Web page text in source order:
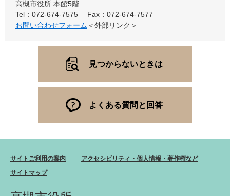
高槻市役所 本館5階
Tel：072-674-7575
Fax：072-674-7577
お問い合わせフォーム ＜外部リンク＞
見つからないときは
よくある質問と回答
サイトご利用の案内
アクセシビリティ・個人情報・著作権など
サイトマップ